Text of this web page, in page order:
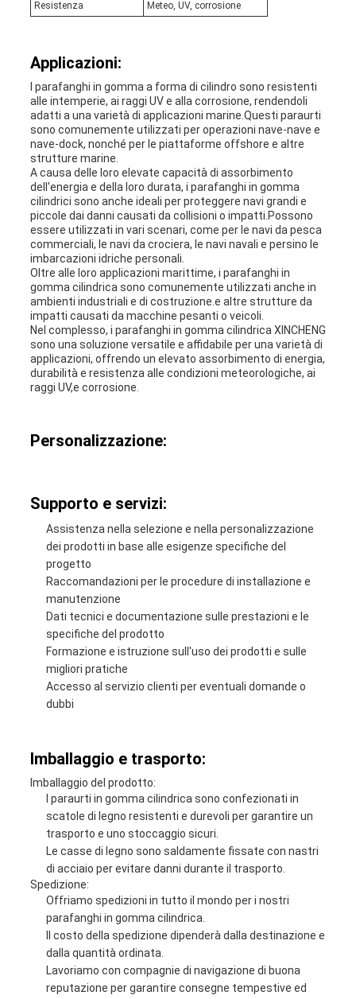
Resistenza Meteo, UV, corrosione
Applicazioni:
I parafanghi in gomma a forma di cilindro sono resistenti
alle intemperie, ai raggi UV e alla corrosione, rendendoli
adatti a una varietà di applicazioni marine.Questi paraurti
sono comunemente utilizzati per operazioni nave-nave e
nave-dock, nonché per le piattaforme offshore e altre
strutture marine.
A causa delle loro elevate capacità di assorbimento
dell'energia e della loro durata, i parafanghi in gomma
cilindrici sono anche ideali per proteggere navi grandi e
piccole dai danni causati da collisioni o impatti.Possono
essere utilizzati in vari scenari, come per le navi da pesca
commerciali, le navi da crociera, le navi navali e persino le
imbarcazioni idriche personali.
Oltre alle loro applicazioni marittime, i parafanghi in
gomma cilindrica sono comunemente utilizzati anche in
ambienti industriali e di costruzione.e altre strutture da
impatti causati da macchine pesanti o veicoli.
Nel complesso, i parafanghi in gomma cilindrica XINCHENG
sono una soluzione versatile e affidabile per una varietà di
applicazioni, offrendo un elevato assorbimento di energia,
durabilità e resistenza alle condizioni meteorologiche, ai
raggi UV,e corrosione.
Personalizzazione:
Supporto e servizi:
Assistenza nella selezione e nella personalizzazione
dei prodotti in base alle esigenze specifiche del
progetto
Raccomandazioni per le procedure di installazione e
manutenzione
Dati tecnici e documentazione sulle prestazioni e le
specifiche del prodotto
Formazione e istruzione sull'uso dei prodotti e sulle
migliori pratiche
Accesso al servizio clienti per eventuali domande o
dubbi
Imballaggio e trasporto:
Imballaggio del prodotto:
I paraurti in gomma cilindrica sono confezionati in
scatole di legno resistenti e durevoli per garantire un
trasporto e uno stoccaggio sicuri.
Le casse di legno sono saldamente fissate con nastri
di acciaio per evitare danni durante il trasporto.
Spedizione:
Offriamo spedizioni in tutto il mondo per i nostri
parafanghi in gomma cilindrica.
Il costo della spedizione dipenderà dalla destinazione e
dalla quantità ordinata.
Lavoriamo con compagnie di navigazione di buona
reputazione per garantire consegne tempestive ed